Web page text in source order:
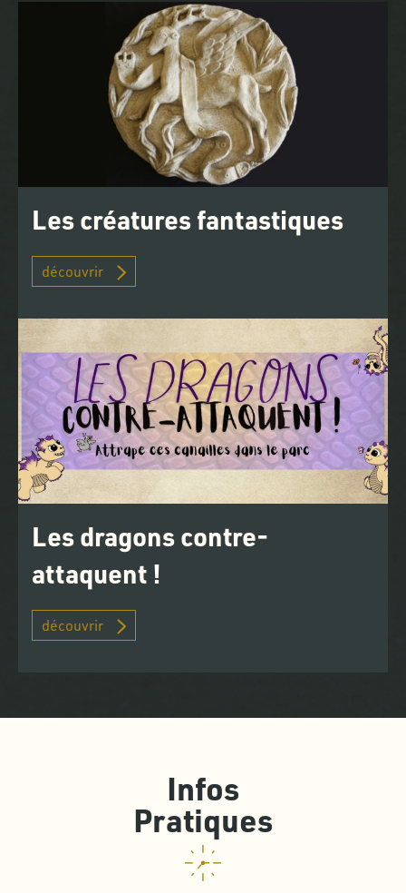
Les créatures fantastiques
découvrir
Les dragons contre-
attaquent !
découvrir
Infos
Pratiques